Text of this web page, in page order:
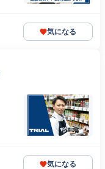
気になる
気になる